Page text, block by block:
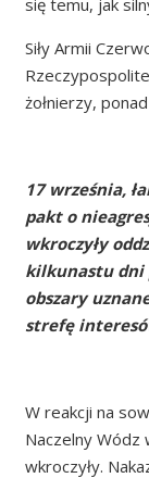
Siły Armii
żołnierzy,
17 września,
pakt o
wkroczyły
kilkunastu dni
obszary
strefę
W reakcji na
Naczelny Wódz
wkroczyły.